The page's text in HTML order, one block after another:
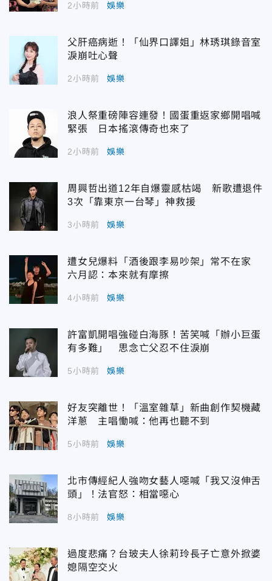
2小時前 娛樂
父肝癌病逝！「仙界口譯姐」林琇琪錄音室
淚崩吐心聲
2小時前 娛樂
浪人祭重磅陣容連發！國蛋重返家鄉開唱喊
緊張 日本搖滾傳奇也來了
2小時前 娛樂
周興哲出道12年自爆靈感枯竭 新歌遭退件
3次「靠東京一台琴」神救援
3小時前 娛樂
遭女兒爆料「酒後跟李易吵架」常不在家
六月認：本來就有摩擦
4小時前 娛樂
許富凱開唱強碰白海豚！苦笑喊「辦小巨蛋
有多難」 思念亡父忍不住淚崩
5小時前 娛樂
好友突離世！「溫室雜草」新曲創作契機藏
洋蔥 主唱慟喊：他再也聽不到
5小時前 娛樂
北市傳經紀人強吻女藝人噁喊「我又沒伸舌
頭」！法官怒：相當噁心
8小時前 娛樂
過度悲痛？台玻夫人徐莉玲長子亡意外掀婆
媳隔空交火